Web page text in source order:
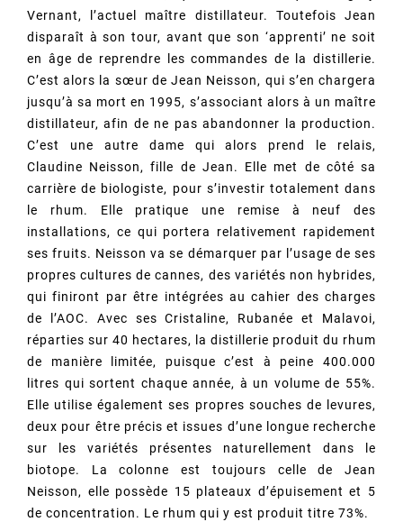
Vernant, l’actuel maître distillateur. Toutefois Jean
disparaît à son tour, avant que son ‘apprenti’ ne soit
en âge de reprendre les commandes de la distillerie.
C’est alors la sœur de Jean Neisson, qui s’en chargera
jusqu’à sa mort en 1995, s’associant alors à un maître
distillateur, afin de ne pas abandonner la production.
C’est une autre dame qui alors prend le relais,
Claudine Neisson, fille de Jean. Elle met de côté sa
carrière de biologiste, pour s’investir totalement dans
le rhum. Elle pratique une remise à neuf des
installations, ce qui portera relativement rapidement
ses fruits. Neisson va se démarquer par l’usage de ses
propres cultures de cannes, des variétés non hybrides,
qui finiront par être intégrées au cahier des charges
de l’AOC. Avec ses Cristaline, Rubanée et Malavoi,
réparties sur 40 hectares, la distillerie produit du rhum
de manière limitée, puisque c’est à peine 400.000
litres qui sortent chaque année, à un volume de 55%.
Elle utilise également ses propres souches de levures,
deux pour être précis et issues d’une longue recherche
sur les variétés présentes naturellement dans le
biotope. La colonne est toujours celle de Jean
Neisson, elle possède 15 plateaux d’épuisement et 5
de concentration. Le rhum qui y est produit titre 73%.